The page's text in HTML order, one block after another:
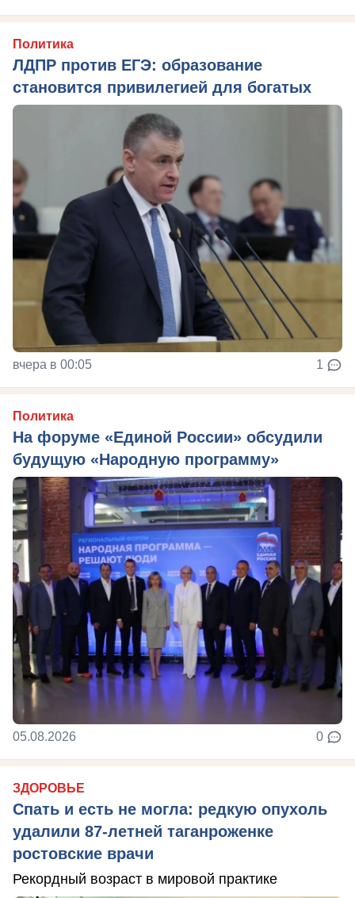
Политика
ЛДПР против ЕГЭ: образование
становится привилегией для богатых
вчера в 00:05 1
Политика
На форуме «Единой России» обсудили
будущую «Народную программу»
05.08.2026 0
ЗДОРОВЬЕ
Спать и есть не могла: редкую опухоль
удалили 87-летней таганроженке
ростовские врачи
Рекордный возраст в мировой практике